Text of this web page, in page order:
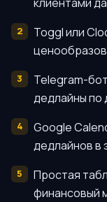
Toggl или
Telegram-
дедлайны по
Google
дедлайнов в
Простая
финансовый